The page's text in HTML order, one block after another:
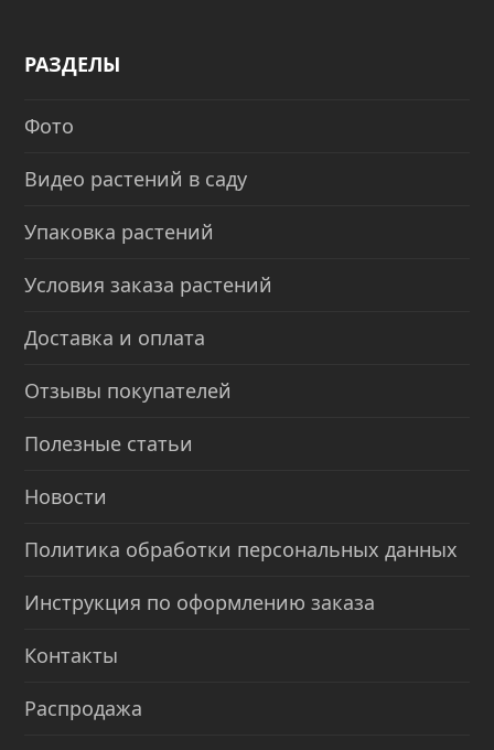
РАЗДЕЛЫ
Фото
Видео растений в саду
Упаковка растений
Условия заказа растений
Доставка и оплата
Отзывы покупателей
Полезные статьи
Новости
Политика обработки персональных данных
Инструкция по оформлению заказа
Контакты
Распродажа